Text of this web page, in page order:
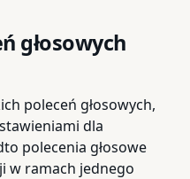
głosowych
poleceń głosowych,
dla
polecenia głosowe
w ramach jednego